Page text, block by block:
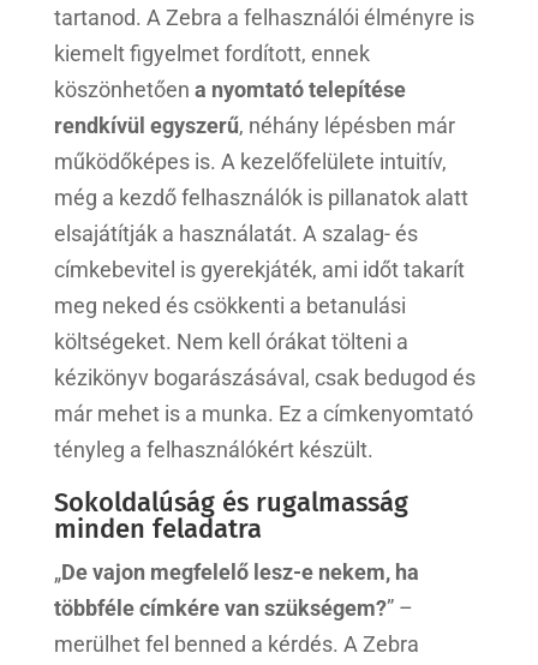
tartanod. A Zebra a felhasználói élményre is
kiemelt figyelmet fordított, ennek
köszönhetően a nyomtató telepítése
rendkívül egyszerű, néhány lépésben már
működőképes is. A kezelőfelülete intuitív,
még a kezdő felhasználók is pillanatok alatt
elsajátítják a használatát. A szalag- és
címkebevitel is gyerekjáték, ami időt takarít
meg neked és csökkenti a betanulási
költségeket. Nem kell órákat tölteni a
kézikönyv bogarászásával, csak bedugod és
már mehet is a munka. Ez a címkenyomtató
tényleg a felhasználókért készült.
Sokoldalúság és rugalmasság
minden feladatra
„De vajon megfelelő lesz-e nekem, ha
többféle címkére van szükségem?” –
merülhet fel benned a kérdés. A Zebra